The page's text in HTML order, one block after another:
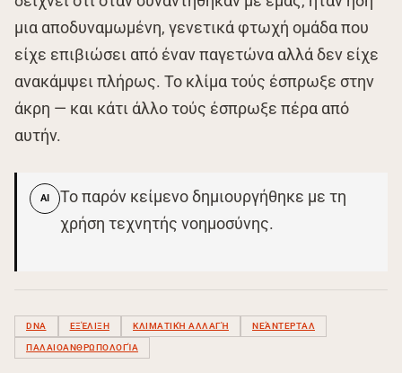
μια αποδυναμωμένη, γενετικά φτωχή ομάδα που
είχε επιβιώσει από έναν παγετώνα αλλά δεν είχε
ανακάμψει πλήρως. Το κλίμα τούς έσπρωξε στην
άκρη — και κάτι άλλο τούς έσπρωξε πέρα από
αυτήν.
AI
Το παρόν κείμενο δημιουργήθηκε με τη
χρήση τεχνητής νοημοσύνης.
DNA ΕΞΈΛΙΞΗ ΚΛΙΜΑΤΙΚΉ ΑΛΛΑΓΉ ΝΕΆΝΤΕΡΤΑΛ
ΠΑΛΑΙΟΑΝΘΡΩΠΟΛΟΓΊΑ